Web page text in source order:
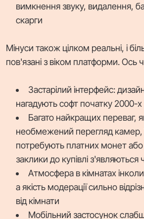
вимкнення звуку, видалення,
скарги
Мінуси також цілком реальні, і
пов'язані з віком платформи. Ось
Застарілий інтерфейс: дизайн
нагадують софт початку 2000-х
Багато найкращих переваг,
необмежений перегляд камер,
потребують платних монет або
заклики до купівлі з'являються
Атмосфера в кімнатах
а якість модерації сильно
від кімнати
Мобільний застосунок